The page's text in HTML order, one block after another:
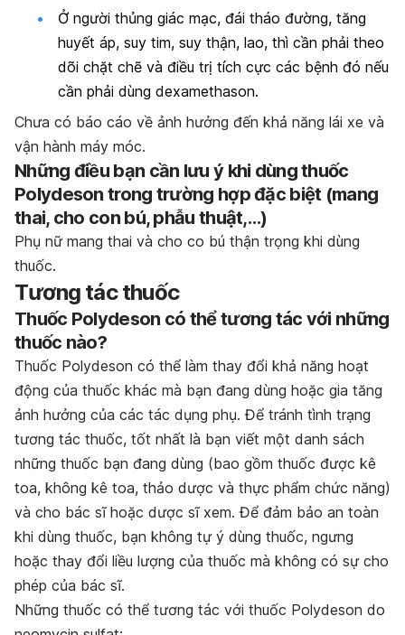
Ở người thủng giác mạc, đái tháo đường, tăng
huyết áp, suy tim, suy thận, lao, thì cần phải theo
dõi chặt chẽ và điều trị tích cực các bệnh đó nếu
cần phải dùng dexamethason.
Chưa có báo cáo về ảnh hưởng đến khả năng lái xe và
vận hành máy móc.
Những điều bạn cần lưu ý khi dùng thuốc
Polydeson trong trường hợp đặc biệt (mang
thai, cho con bú, phẫu thuật,…)
Phụ nữ mang thai và cho co bú thận trọng khi dùng
thuốc.
Tương tác thuốc
Thuốc Polydeson có thể tương tác với những
thuốc nào?
Thuốc Polydeson có thể làm thay đổi khả năng hoạt
động của thuốc khác mà bạn đang dùng hoặc gia tăng
ảnh hưởng của các tác dụng phụ. Để tránh tình trạng
tương tác thuốc, tốt nhất là bạn viết một danh sách
những thuốc bạn đang dùng (bao gồm thuốc được kê
toa, không kê toa, thảo dược và thực phẩm chức năng)
và cho bác sĩ hoặc dược sĩ xem. Để đảm bảo an toàn
khi dùng thuốc, bạn không tự ý dùng thuốc, ngưng
hoặc thay đổi liều lượng của thuốc mà không có sự cho
phép của bác sĩ.
Những thuốc có thể tương tác với thuốc Polydeson do